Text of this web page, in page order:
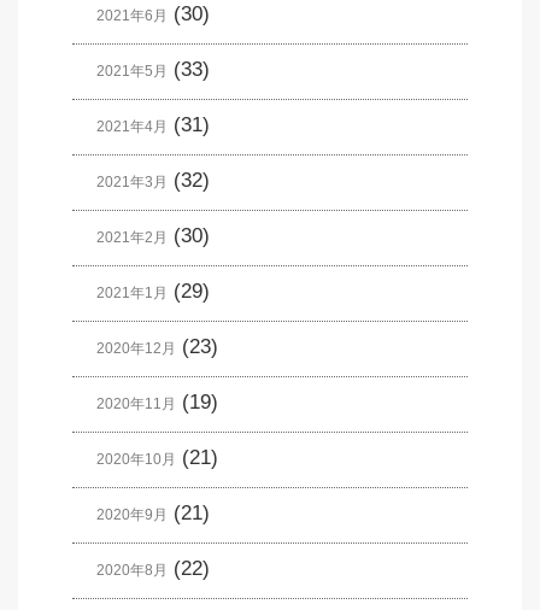
2021年6月 (30)
2021年5月 (33)
2021年4月 (31)
2021年3月 (32)
2021年2月 (30)
2021年1月 (29)
2020年12月 (23)
2020年11月 (19)
2020年10月 (21)
2020年9月 (21)
2020年8月 (22)